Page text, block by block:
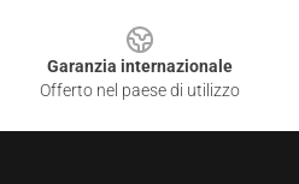
Garanzia internazionale
Offerto nel paese di utilizzo